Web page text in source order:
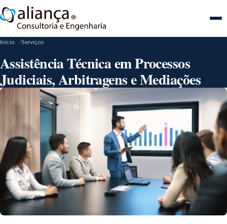
Início Serviços
Assistência Técnica em Processos
Judiciais, Arbitragens e Mediações